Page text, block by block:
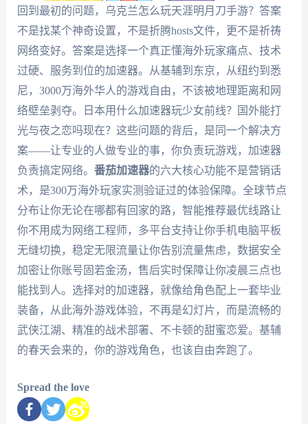
回到最初的问题，乌克兰怎么玩天涯明月刀手游？答案
不是找某个神奇设置，不是折腾hosts文件，更不是祈祷
网络变好。答案是选择一个真正懂海外玩家痛点、技术
过硬、服务到位的加速器。从基辅到东京，从纽约到悉
尼，3000万海外华人的游戏自由，不该被地理距离和网
络壁垒剥夺。日本用什么加速器玩少女前线？国外能打
光与夜之恋吗现在？这些问题的背后，是同一个解决方
案——让专业的人做专业的事，你负责玩游戏，加速器
负责搞定网络。 番茄加速器的六大核心功能不是营销话
术，是300万海外玩家实测验证过的体验保障。全球节点
分布让你无论在哪都有回家的路，智能推荐最优线路让
你不用成为网络工程师，多平台支持让你手机电脑平板
无缝切换，稳定无限流量让你告别流量焦虑，数据安全
加密让你账号固若金汤，售后实时保障让你凌晨三点也
能找到人。选择对的加速器，就像给角色配上一套毕业
装备，从此海外游戏体验，不再是幻灯片，而是流畅的
武侠江湖、精准的战术部署、不卡顿的甜蜜恋爱。基辅
的春天会来的，你的游戏角色，也该自由奔跑了。
Spread the love